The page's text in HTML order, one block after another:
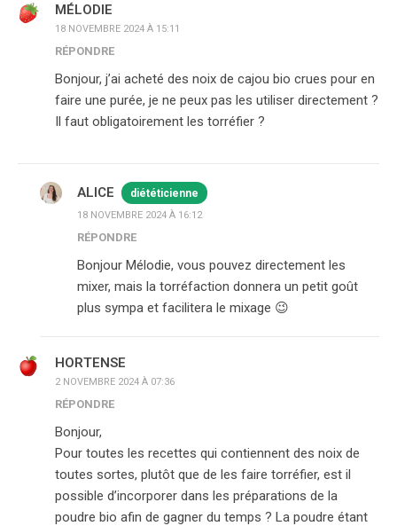
MÉLODIE
18 NOVEMBRE 2024 À 15:11
RÉPONDRE
Bonjour, j’ai acheté des noix de cajou bio crues pour en
faire une purée, je ne peux pas les utiliser directement ?
Il faut obligatoirement les torréfier ?
ALICE diététicienne
18 NOVEMBRE 2024 À 16:12
RÉPONDRE
Bonjour Mélodie, vous pouvez directement les
mixer, mais la torréfaction donnera un petit goût
plus sympa et facilitera le mixage 😉
HORTENSE
2 NOVEMBRE 2024 À 07:36
RÉPONDRE
Bonjour,
Pour toutes les recettes qui contiennent des noix de
toutes sortes, plutôt que de les faire torréfier, est il
possible d’incorporer dans les préparations de la
poudre bio afin de gagner du temps ? La poudre étant